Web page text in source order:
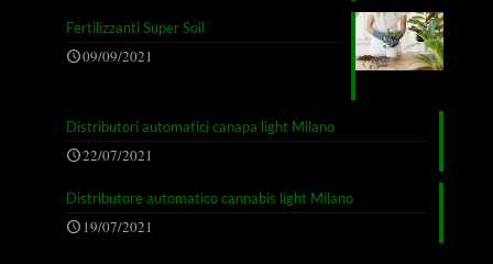
Fertilizzanti Super Soil
09/09/2021
Distributori automatici canapa light Milano
22/07/2021
Distributore automatico cannabis light Milano
19/07/2021